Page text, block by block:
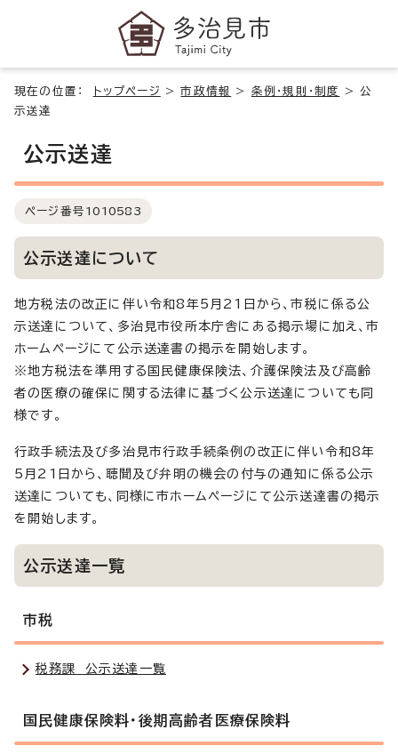
現在の位置： トップページ >市政情報 > 条例・規則・制度 >公
示送達
公示送達
ページ番号 1010583
公示送達について
地方税法の改正に伴い令和8年5月21日から、市税に係る公
示送達について、多治見市役所本庁舎にある掲示場に加え、市
ホームページにて公示送達書の掲示を開始します。
※地方税法を準用する国民健康保険法、介護保険法及び高齢
者の医療の確保に関する法律に基づく公示送達についても同
様です。
行政手続法及び多治見市行政手続条例の改正に伴い令和8年
5月21日から、聴聞及び弁明の機会の付与の通知に係る公示
送達についても、同様に市ホームページにて公示送達書の掲示
を開始します。
公示送達一覧
市税
税務課 公示送達一覧
国民健康保険料・後期高齢者医療保険料